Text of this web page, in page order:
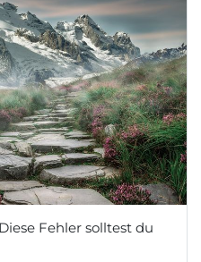
Fehler solltest du